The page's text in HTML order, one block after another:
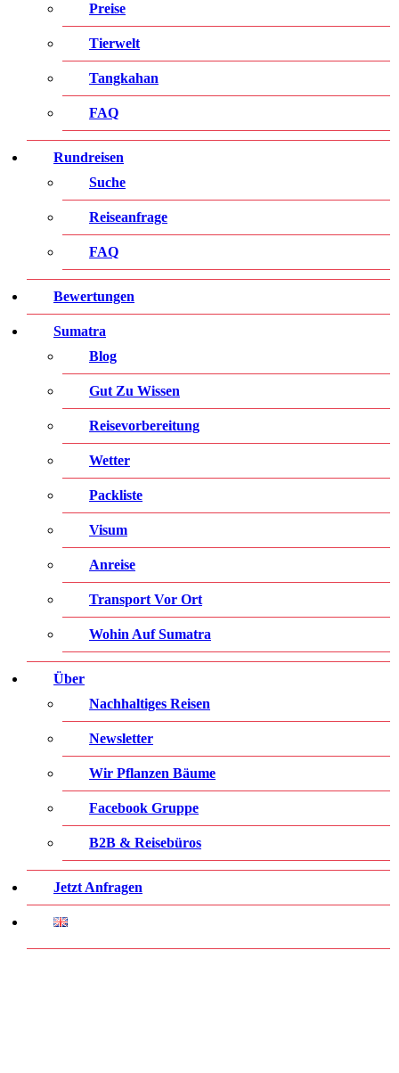
Preise
Tierwelt
Tangkahan
FAQ
Rundreisen
Suche
Reiseanfrage
FAQ
Bewertungen
Sumatra
Blog
Gut Zu Wissen
Reisevorbereitung
Wetter
Packliste
Visum
Anreise
Transport Vor Ort
Wohin Auf Sumatra
Über
Nachhaltiges Reisen
Newsletter
Wir Pflanzen Bäume
Facebook Gruppe
B2B & Reisebüros
Jetzt Anfragen